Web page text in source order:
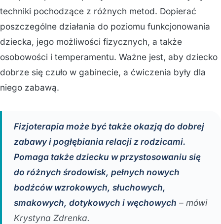
techniki pochodzące z różnych metod. Dopierać
poszczególne działania do poziomu funkcjonowania
dziecka, jego możliwości fizycznych, a także
osobowości i temperamentu. Ważne jest, aby dziecko
dobrze się czuło w gabinecie, a ćwiczenia były dla
niego zabawą.
Fizjoterapia może być także okazją do dobrej
zabawy i pogłębiania relacji z rodzicami.
Pomaga także dziecku w przystosowaniu się
do różnych środowisk, pełnych nowych
bodźców wzrokowych, słuchowych,
smakowych, dotykowych i węchowych – mówi
Krystyna Zdrenka.